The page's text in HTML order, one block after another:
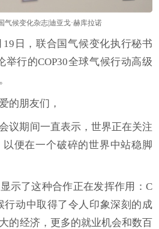
气候变化杂志|迪亚戈·赫库拉诺
19日，联合国气候变化执行秘书
举行的COP30全球气候行动高级
的朋友们，
议期间一直表示，世界正在关注
便在一个破碎的世界中站稳脚
示了这种合作正在发挥作用：C
行动中取得了令人印象深刻的成
的经济，更多的就业机会和数百